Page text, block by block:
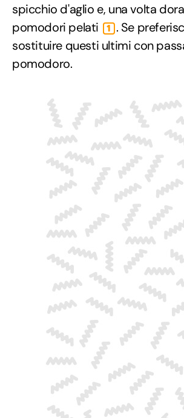
spicchio d'aglio e, una volta
pomodori pelati
1
. Se
sostituire questi ultimi con
pomodoro.